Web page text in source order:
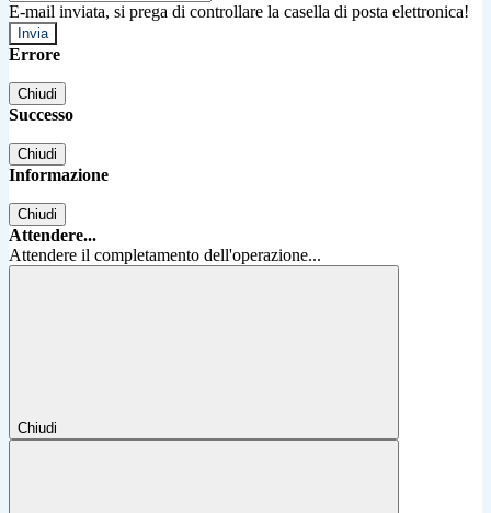
E-mail inviata, si prega di controllare la casella di posta elettronica!
Errore
Chiudi
Successo
Chiudi
Informazione
Chiudi
Attendere...
Attendere il completamento dell'operazione...
Chiudi